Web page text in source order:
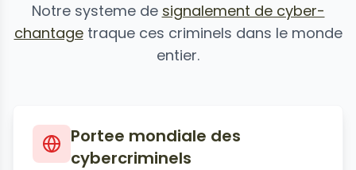
Notre systeme de signalement de cyber-
chantagetraque ces criminels dans le monde
entier.
Portee mondiale des
cybercriminels